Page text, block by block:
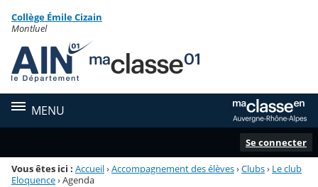
Menu de la rubrique
Contenu
Collège Émile Cizain
Montluel
MENU
Se connecter
Vous êtes ici : Accueil›Accompagnement des élèves›Clubs› Le club
Eloquence›Agenda